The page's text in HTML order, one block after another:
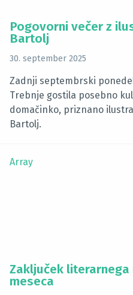
Pogovorni večer z
Bartolj
30. september 2025
Zadnji septembrski
Trebnje gostila posebno
domačinko, priznano
Bartolj.
Array
Zaključek literarnega
meseca